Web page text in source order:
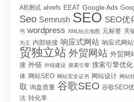
AB测试 ahrefs EEAT Google Ads
Seo Semrush SEO SEO优
书 wordpress XML站点地图 元标签 关
为王 内部链接 响应式网站 响应式网
贸独立站 外贸网站 外贸网
接 外链 外链建设 搜索引擎 搜索引擎优化
体 网站SEO 网站安全证书 网站设计 网站
取 询盘质量 谷歌SEO 谷歌SEO
法 转化率